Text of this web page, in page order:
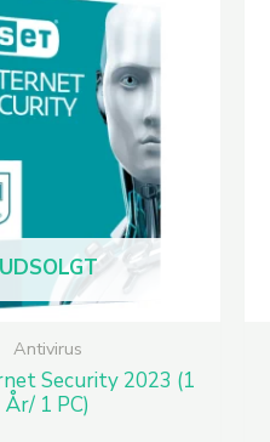
UDSOLGT
Antivirus
Security 2023 (1
År/ 1 PC)